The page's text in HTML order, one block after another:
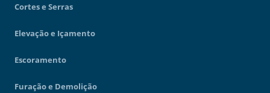
Cortes e Serras
Elevação e Içamento
Escoramento
Furação e Demolição